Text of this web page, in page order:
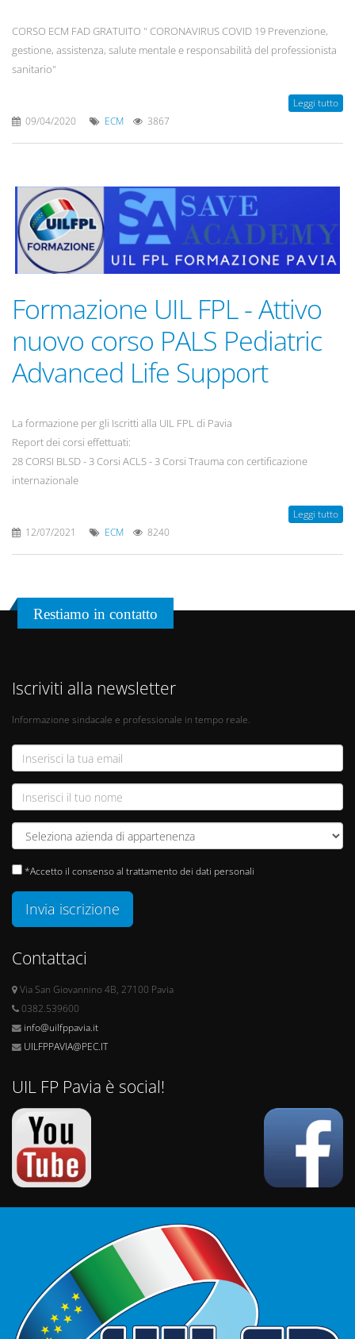
CORSO ECM FAD GRATUITO " CORONAVIRUS COVID 19 Prevenzione,
gestione, assistenza, salute mentale e responsabilità del professionista
sanitario"
Leggi tutto
09/04/2020 ECM 3867
Formazione UIL FPL - Attivo
nuovo corso PALS Pediatric
Advanced Life Support
La formazione per gli Iscritti alla UIL FPL di Pavia
Report dei corsi effettuati:
28 CORSI BLSD - 3 Corsi ACLS - 3 Corsi Trauma con certificazione
internazionale
Leggi tutto
12/07/2021 ECM 8240
Restiamo in contatto
Iscriviti alla newsletter
Informazione sindacale e professionale in tempo reale.
*Accetto il consenso al trattamento dei dati personali
Invia iscrizione
Contattaci
Via San Giovannino 4B, 27100 Pavia
0382.539600
info@uilfppavia.it
UILFPPAVIA@PEC.IT
UIL FP Pavia è social!